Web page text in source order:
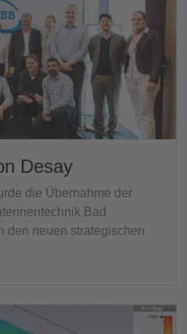
Desay
die Übernahme der
Bad
den neuen strategischen